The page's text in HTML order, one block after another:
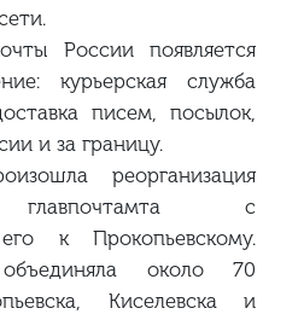
России появляется
курьерская служба
писем, посылок,
и за границу.
реорганизация
главпочтамта с
к Прокопьевскому.
около 70
Киселевска и